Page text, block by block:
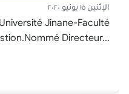
الإثنين ١٥ يونيو ٢٠٢٠
Jinane-Faculté
Directeur...